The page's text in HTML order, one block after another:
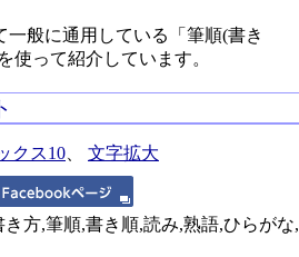
一般に通用している「筆順(書き
使って紹介しています。
クス10 文字拡大
方,筆順,書き順,読み,熟語,ひらがな,